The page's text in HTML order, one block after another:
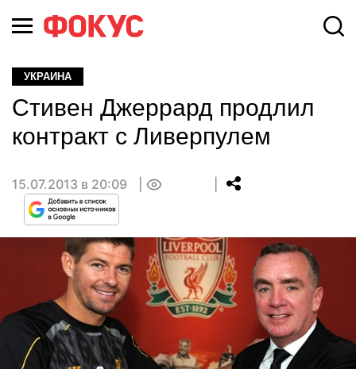
УКРАИНА
Стивен Джеррард продлил
контракт с Ливерпулем
15.07.2013 в 20:09